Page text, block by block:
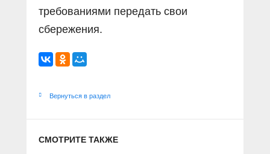
требованиями передать свои
сбережения.
Вернуться в раздел
СМОТРИТЕ ТАКЖЕ